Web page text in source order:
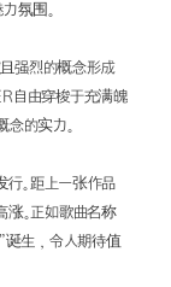
氛围。
强烈的概念形成
自由穿梭于充满魄
的实力。
。距上一张作品
。正如歌曲名称
诞生，令人期待值